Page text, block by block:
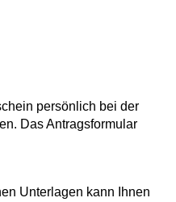
persönlich bei der
Das Antragsformular
Unterlagen kann Ihnen